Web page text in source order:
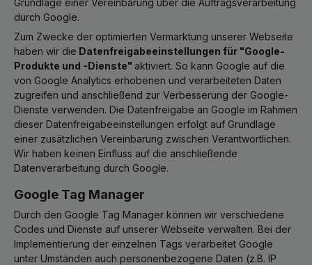
Grundlage einer Vereinbarung über die Auftragsverarbeitung
durch Google.
Zum Zwecke der optimierten Vermarktung unserer Webseite
haben wir die Datenfreigabeeinstellungen für "Google-
Produkte und -Dienste" aktiviert. So kann Google auf die
von Google Analytics erhobenen und verarbeiteten Daten
zugreifen und anschließend zur Verbesserung der Google-
Dienste verwenden. Die Datenfreigabe an Google im Rahmen
dieser Datenfreigabeeinstellungen erfolgt auf Grundlage
einer zusätzlichen Vereinbarung zwischen Verantwortlichen.
Wir haben keinen Einfluss auf die anschließende
Datenverarbeitung durch Google.
Google Tag Manager
Durch den Google Tag Manager können wir verschiedene
Codes und Dienste auf unserer Webseite verwalten. Bei der
Implementierung der einzelnen Tags verarbeitet Google
unter Umständen auch personenbezogene Daten (z.B. IP